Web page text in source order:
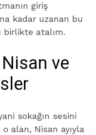
giriş
kadar uzanan bu
atalım.
Nisan ve
sokağın sesini
alan, Nisan ayıyla